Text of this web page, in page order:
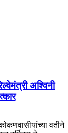
अश्विनी
वतीने